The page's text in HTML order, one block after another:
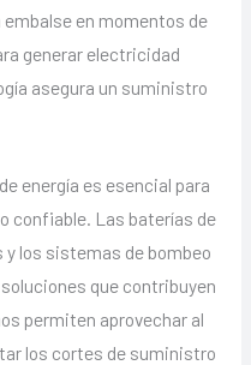
en momentos de
generar electricidad
asegura un suministro
energía es esencial para
confiable. Las baterías de
los sistemas de bombeo
que contribuyen
permiten aprovechar al
los cortes de suministro